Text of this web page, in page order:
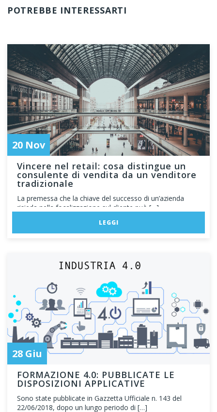
POTREBBE INTERESSARTI
20 Nov
Vincere nel retail: cosa distingue un
consulente di vendita da un venditore
tradizionale
La premessa che la chiave del successo di un’azienda
risieda nella focalizzazione sul cliente può […]
LEGGI
28 Giu
FORMAZIONE 4.0: PUBBLICATE LE
DISPOSIZIONI APPLICATIVE
Sono state pubblicate in Gazzetta Ufficiale n. 143 del
22/06/2018, dopo un lungo periodo di […]